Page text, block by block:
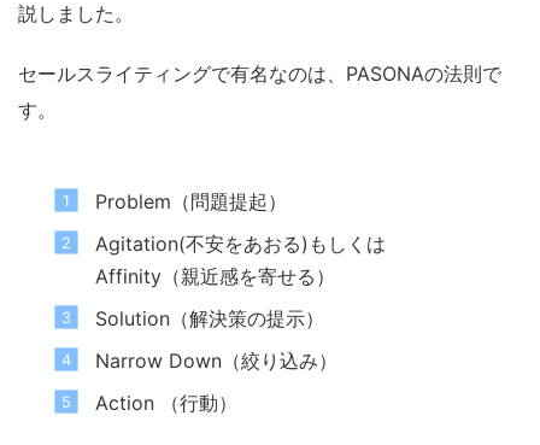
説しました。
セールスライティングで有名なのは、PASONAの法則で
す。
Problem（問題提起）
Agitation(不安をあおる)もしくは
Affinity（親近感を寄せる）
Solution（解決策の提示）
Narrow Down（絞り込み）
Action （行動）